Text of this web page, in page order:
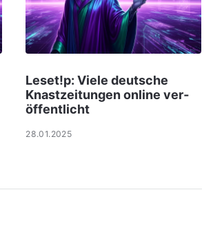
Leset!p: Viele deut­sche
Knast­zei­tungen online ver­
öf­f­ent­licht
28.01.2025